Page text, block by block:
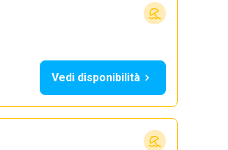
Vedi disponibilità